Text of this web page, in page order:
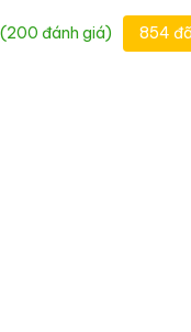
(200 đánh giá) 854